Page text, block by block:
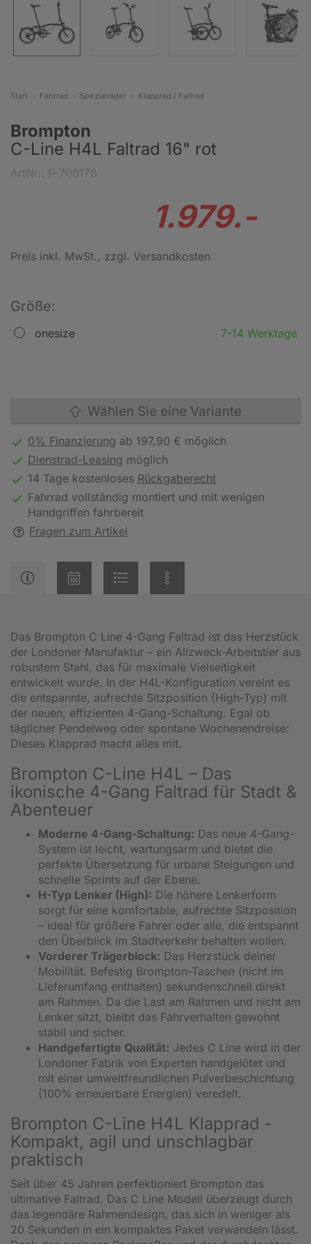
Start Fahrrad Spezialräder Klapprad / Faltrad
Brompton
C-Line H4L Faltrad 16" rot
1.979.-
Preis inkl. MwSt. , zzgl. Versandkosten
Größe:
onesize 7-14 Werktage
Wählen Sie eine Variante
0% Finanzierung ab 197,90 € möglich
Dienstrad-Leasing möglich
14 Tage kostenloses Rückgaberecht
Fahrrad vollständig montiert und mit wenigen
Handgriffen fahrbereit
Fragen zum Artikel
Das Brompton C Line 4-Gang Faltrad ist das Herzstück
der Londoner Manufaktur – ein Allzweck-Arbeitstier aus
robustem Stahl, das für maximale Vielseitigkeit
entwickelt wurde. In der H4L-Konfiguration vereint es
die entspannte, aufrechte Sitzposition (High-Typ) mit
der neuen, effizienten 4-Gang-Schaltung. Egal ob
täglicher Pendelweg oder spontane Wochenendreise:
Dieses Klapprad macht alles mit.
Brompton C-Line H4L – Das
ikonische 4-Gang Faltrad für Stadt &
Abenteuer
Moderne 4-Gang-Schaltung: Das neue 4-Gang-
System ist leicht, wartungsarm und bietet die
perfekte Übersetzung für urbane Steigungen und
schnelle Sprints auf der Ebene.
H-Typ Lenker (High): Die höhere Lenkerform
sorgt für eine komfortable, aufrechte Sitzposition
– ideal für größere Fahrer oder alle, die entspannt
den Überblick im Stadtverkehr behalten wollen.
Vorderer Trägerblock: Das Herzstück deiner
Mobilität. Befestig Brompton-Taschen (nicht im
Lieferumfang enthalten) sekundenschnell direkt
am Rahmen. Da die Last am Rahmen und nicht am
Lenker sitzt, bleibt das Fahrverhalten gewohnt
stabil und sicher.
Handgefertigte Qualität: Jedes C Line wird in der
Londoner Fabrik von Experten handgelötet und
mit einer umweltfreundlichen Pulverbeschichtung
(100% erneuerbare Energien) veredelt.
Brompton C-Line H4L Klapprad -
Kompakt, agil und unschlagbar
praktisch
Seit über 45 Jahren perfektioniert Brompton das
ultimative Faltrad. Das C Line Modell überzeugt durch
das legendäre Rahmendesign, das sich in weniger als
20 Sekunden in ein kompaktes Paket verwandeln lässt.